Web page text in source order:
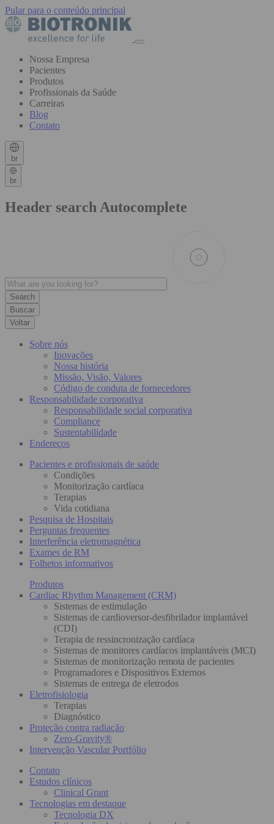
Pular para o conteúdo principal
Nossa Empresa
Pacientes
Produtos
Profissionais da Saúde
Carreiras
Blog
Contato
br
br
Header search Autocomplete
Buscar
Voltar
Sobre nós
Inovações
Nossa história
Missão, Visão, Valores
Código de conduta de fornecedores
Responsabilidade corporativa
Responsabilidade social corporativa
Compliance
Sustentabilidade
Endereços
Pacientes e profissionais de saúde
Condições
Monitorização cardíaca
Terapias
Vida cotidiana
Pesquisa de Hospitais
Perguntas frequentes
Interferência eletromagnética
Exames de RM
Folhetos informativos
Produtos
Cardiac Rhythm Management (CRM)
Sistemas de estimulação
Sistemas de cardioversor-desfibrilador implantável
(CDI)
Terapia de ressincronização cardíaca
Sistemas de monitores cardíacos implantáveis (MCI)
Sistemas de monitorização remota de pacientes
Programadores e Dispositivos Externos
Sistemas de entrega de eletrodos
Eletrofisiologia
Terapias
Diagnóstico
Proteção contra radiação
Zero-Gravity®
Intervenção Vascular Portfólio
Contato
Estudos clínicos
Clinical Grant
Tecnologias em destaque
Tecnologia DX